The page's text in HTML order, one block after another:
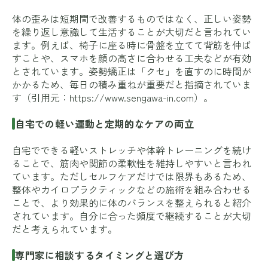
体の歪みは短期間で改善するものではなく、正しい姿勢
を繰り返し意識して生活することが大切だと言われてい
ます。例えば、椅子に座る時に骨盤を立てて背筋を伸ば
すことや、スマホを顔の高さに合わせる工夫などが有効
とされています。姿勢矯正は「クセ」を直すのに時間が
かかるため、毎日の積み重ねが重要だと指摘されていま
す（引用元： https://www.sengawa-in.com）。
自宅での軽い運動と定期的なケアの両立
自宅でできる軽いストレッチや体幹トレーニングを続け
ることで、筋肉や関節の柔軟性を維持しやすいと言われ
ています。ただしセルフケアだけでは限界もあるため、
整体やカイロプラクティックなどの施術を組み合わせる
ことで、より効果的に体のバランスを整えられると紹介
されています。自分に合った頻度で継続することが大切
だと考えられています。
専門家に相談するタイミングと選び方